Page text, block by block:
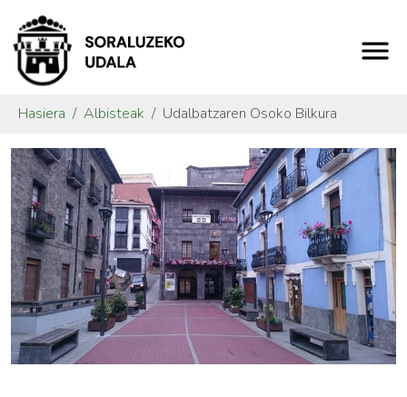
Hasiera Albisteak Udalbatzaren Osoko Bilkura